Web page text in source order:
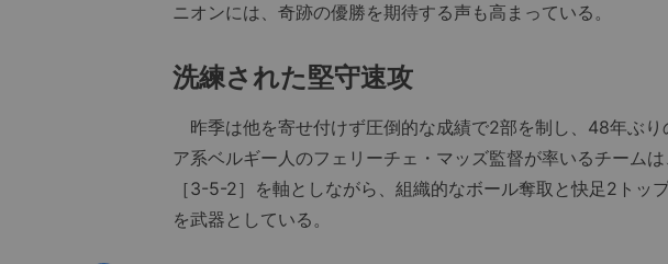
ニオンには、奇跡の優勝を期待する声も高まっている。
洗練された堅守速攻
昨季は他を寄せ付けず圧倒的な成績で2部を制し、48年ぶり
ア系ベルギー人のフェリーチェ・マッズ監督が率いるチーム
［3-5-2］を軸としながら、組織的なボール奪取と快足2トッ
を武器としている。